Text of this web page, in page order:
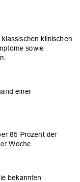
klinischen
sowie
einer
85 Prozent der
Woche.
bekannten